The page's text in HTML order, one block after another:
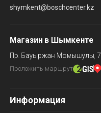
shymkent@boschcenter.kz
Магазин в Шымкенте
Пр. Бауыржан Момышулы, 7
Проложить маршрут
Информация